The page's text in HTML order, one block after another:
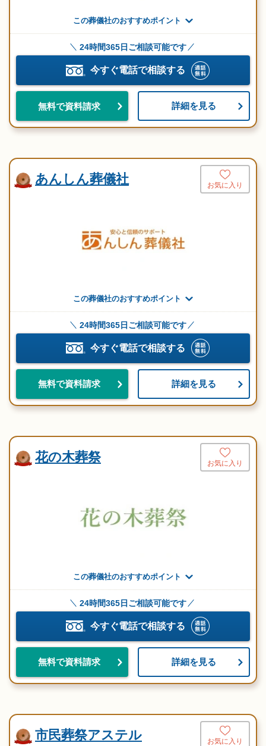
この葬儀社のおすすめポイント
24時間365日ご相談可能です
今すぐ電話で相談する
無料で資料請求 詳細を見る
あんしん葬儀社 お気に入り
この葬儀社のおすすめポイント
24時間365日ご相談可能です
今すぐ電話で相談する
無料で資料請求 詳細を見る
花の木葬祭 お気に入り
この葬儀社のおすすめポイント
24時間365日ご相談可能です
今すぐ電話で相談する
無料で資料請求 詳細を見る
市民葬祭アステル お気に入り